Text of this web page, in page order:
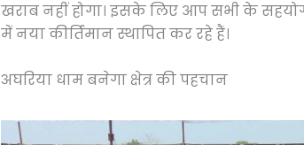
खराब नहीं होगा। इसके लिए आप सभी के
में नया कीर्तिमान स्थापित कर रहे हैं।
अघरिया धाम बनेगा क्षेत्र की पहचान